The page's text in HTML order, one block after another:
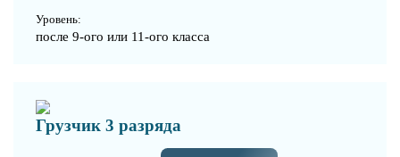
Уровень:
после 9-ого или 11-ого класса
Грузчик 3 разряда